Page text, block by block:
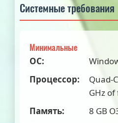
Системные требования
Минимальные
ОС:
Процессор:
Quad-
GHz
Память:
8 GB